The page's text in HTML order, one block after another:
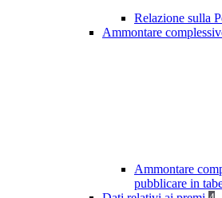
Relazione sulla
Ammontare
Ammontare
pubblicare in